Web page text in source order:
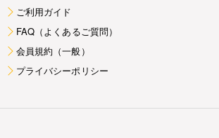
ご利用ガイド
FAQ（よくあるご質問）
会員規約（一般）
プライバシーポリシー